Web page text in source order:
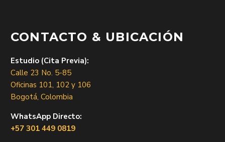
CONTACTO & UBICACIÓN
Estudio (Cita Previa):
Calle 23 No. 5-85
Oficinas 101, 102 y 106
Bogotá, Colombia
WhatsApp Directo:
+57 301 449 0819